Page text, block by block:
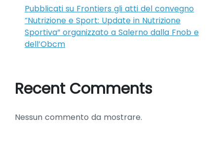
Pubblicati su Frontiers gli atti del convegno
“Nutrizione e Sport: Update in Nutrizione
Sportiva” organizzato a Salerno dalla Fnob e
dell’Obcm
Recent Comments
Nessun commento da mostrare.